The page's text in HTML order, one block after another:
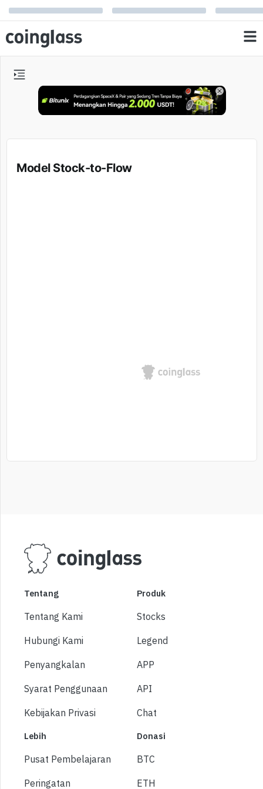
Model Stock-to-Flow
Tentang
Tentang Kami
Hubungi Kami
Penyangkalan
Syarat Penggunaan
Kebijakan Privasi
Produk
Stocks
Legend
APP
API
Chat
Lebih
Pusat Pembelajaran
Peringatan
Donasi
BTC
ETH